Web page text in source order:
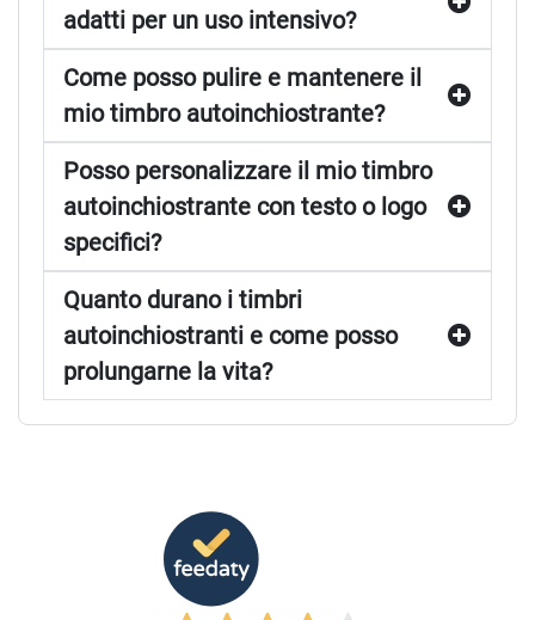
adatti per un uso intensivo?
Come posso pulire e mantenere il
mio timbro autoinchiostrante?
Posso personalizzare il mio timbro
autoinchiostrante con testo o logo
specifici?
Quanto durano i timbri
autoinchiostranti e come posso
prolungarne la vita?